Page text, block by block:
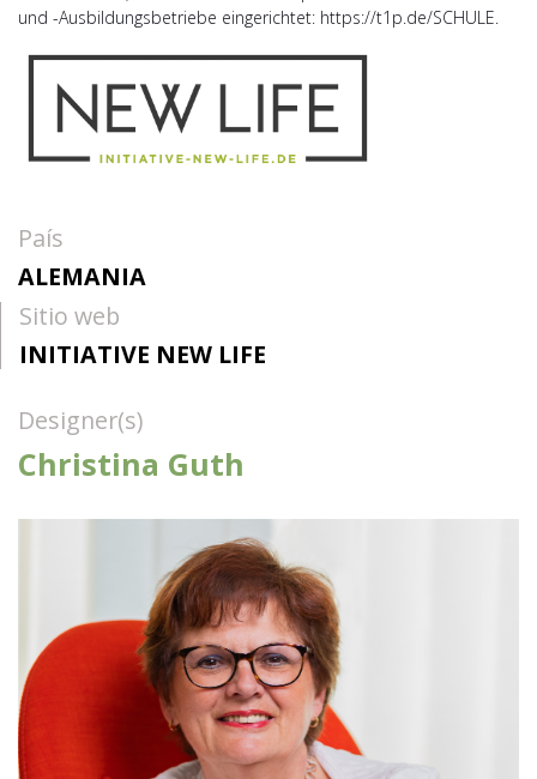
und -Ausbildungsbetriebe eingerichtet: https://t1p.de/SCHULE.
País
ALEMANIA
Sitio web
INITIATIVE NEW LIFE
Designer(s)
Christina Guth